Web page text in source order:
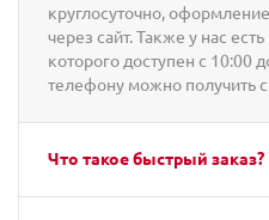
круглосуточно,
через сайт. Также у нас
которого доступен с 10:00
телефону можно получить
Что такое быстрый заказ?